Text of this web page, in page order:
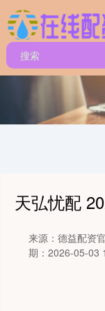
天弘忧配
来源：德益配资
期：2026-05-03